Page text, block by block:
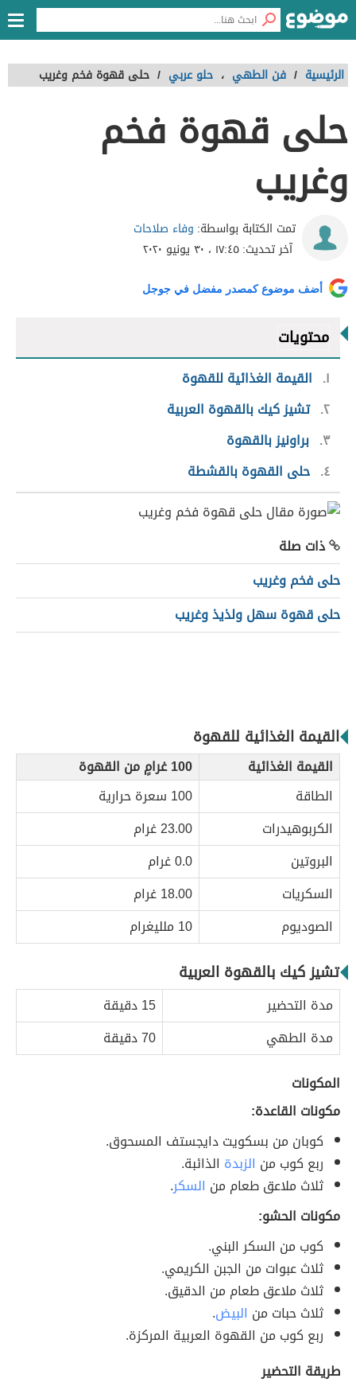
الرئيسية / فن الطهي ، حلو عربي / حلى قهوة فخم وغريب
حلى قهوة فخم
وغريب
تمت الكتابة بواسطة: وفاء صلاحات
آخر تحديث:١٧:٤٥ ، ٣٠ يونيو ٢٠٢٠
أضف موضوع كمصدر مفضل في جوجل
محتويات
١
القيمة الغذائية للقهوة
٢ تشيز‭ ‬كيك‭ ‬بالقهوة‭ ‬العربية
٣ براونيز بالقهوة
٤ حلى القهوة بالقشطة
ذات صلة
حلى فخم وغريب
حلى قهوة سهل ولذيذ وغريب
القيمة الغذائية للقهوة
القيمة الغذائية
100 غرامٍ من القهوة
الطاقة
100 سعرة حرارية
الكربوهيدرات
23.00 غرام
البروتين
0.0 غرام
السكريات
18.00 غرام
الصوديوم
10 ملليغرام
تشيز‭ ‬كيك‭ ‬بالقهوة‭ ‬العربية
مدة التحضير
15 دقيقة
مدة الطهي
70 دقيقة
المكونات
مكونات القاعدة‭:‬
كوبان من بسكويت دايجستف المسحوق.
ربع كوب من الزبدة الذائبة.
ثلاث ملاعق طعام من السكر.
مكونات الحشو‭:‬
كوب من السكر البني.
ثلاث عبوات من الجبن الكريمي.
ثلاث ملاعق طعام من الدقيق.
ثلاث حبات من البيض.
ربع كوب من القهوة العربية المركزة.
طريقة التحضير